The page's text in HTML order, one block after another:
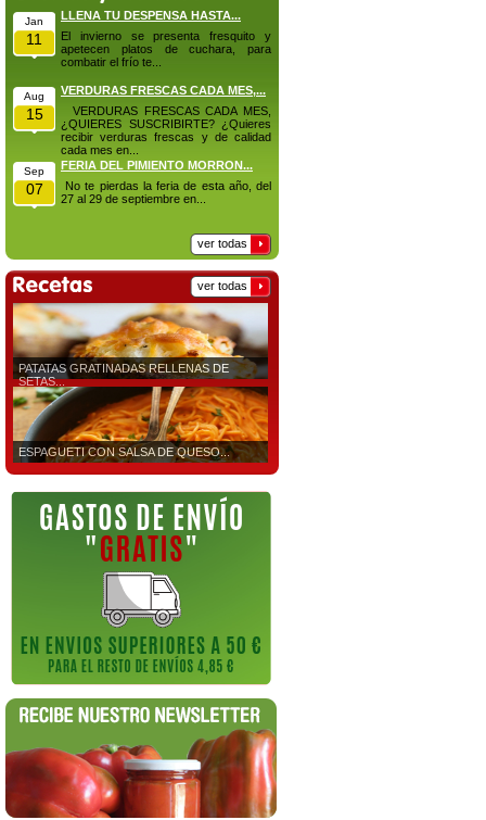
Jan
11
LLENA TU DESPENSA HASTA...
El invierno se presenta fresquito y
apetecen platos de cuchara, para
combatir el frío te...
Aug
15
VERDURAS FRESCAS CADA MES,...
VERDURAS FRESCAS CADA MES,
¿QUIERES SUSCRIBIRTE? ¿Quieres
recibir verduras frescas y de calidad
cada mes en...
Sep
07
FERIA DEL PIMIENTO MORRON...
No te pierdas la feria de esta año, del
27 al 29 de septiembre en...
ver todas
ver todas
PATATAS GRATINADAS RELLENAS DE
SETAS...
ESPAGUETI CON SALSA DE QUESO...